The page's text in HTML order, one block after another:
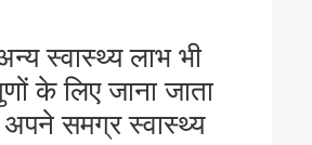
स्वास्थ्य लाभ भी
के लिए जाना जाता
समग्र स्वास्थ्य